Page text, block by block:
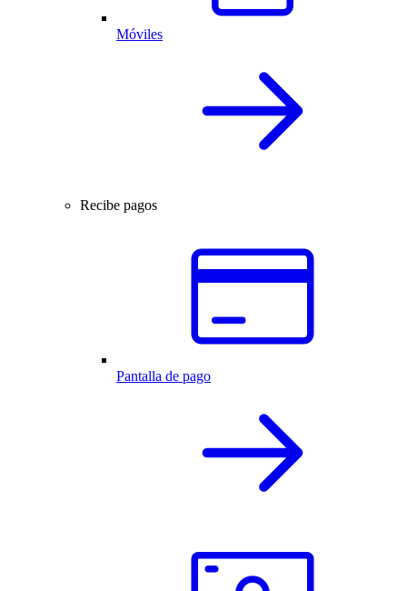
Móviles
Recibe pagos
Pantalla de pago